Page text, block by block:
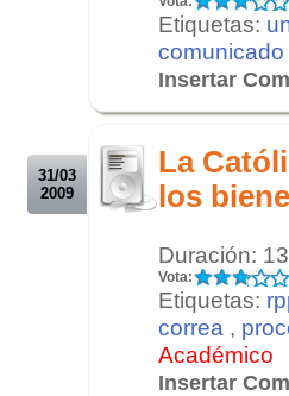
Etiquetas:
comunicado
Insertar
31/03
2009
La
los
Duración:
Vota:
Etiquetas:
correa ,
Académico
Insertar